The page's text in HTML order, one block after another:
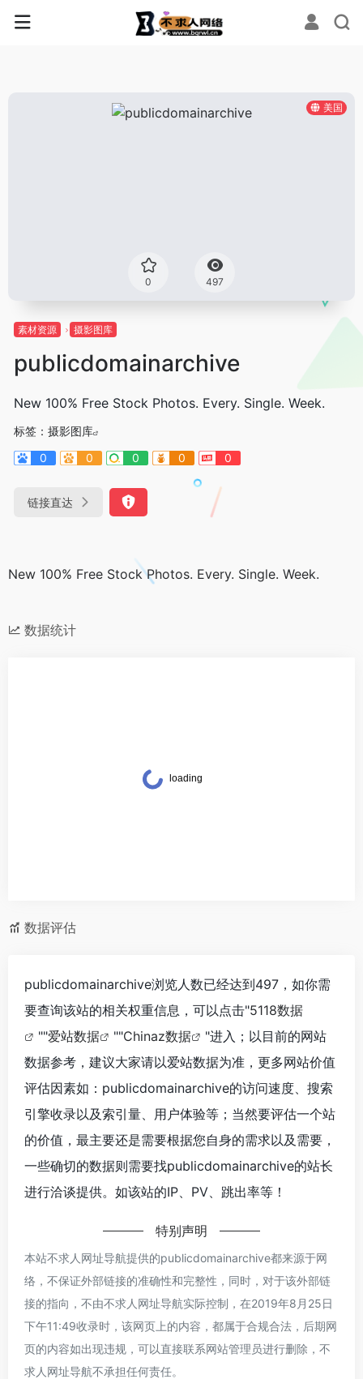
美国
0 497
素材资源 摄影图库
publicdomainarchive
New 100% Free Stock Photos. Every. Single. Week.
标签： 摄影图库
0
0 0 0 0
链接直达
New 100% Free Stock Photos. Every. Single. Week.
数据统计
数据评估
publicdomainarchive浏览人数已经达到497，如你需
要查询该站的相关权重信息，可以点击"5118数据
""爱站数据 ""Chinaz数据
"进入；以目前的网站
数据参考，建议大家请以爱站数据为准，更多网站价值
评估因素如：publicdomainarchive的访问速度、搜索
引擎收录以及索引量、用户体验等；当然要评估一个站
的价值，最主要还是需要根据您自身的需求以及需要，
一些确切的数据则需要找publicdomainarchive的站长
进行洽谈提供。如该站的IP、PV、跳出率等！
特别声明
本站不求人网址导航提供的publicdomainarchive都来源于网
络，不保证外部链接的准确性和完整性，同时，对于该外部链
接的指向，不由不求人网址导航实际控制，在2019年8月25日
下午11:49收录时，该网页上的内容，都属于合规合法，后期网
页的内容如出现违规，可以直接联系网站管理员进行删除，不
求人网址导航不承担任何责任。